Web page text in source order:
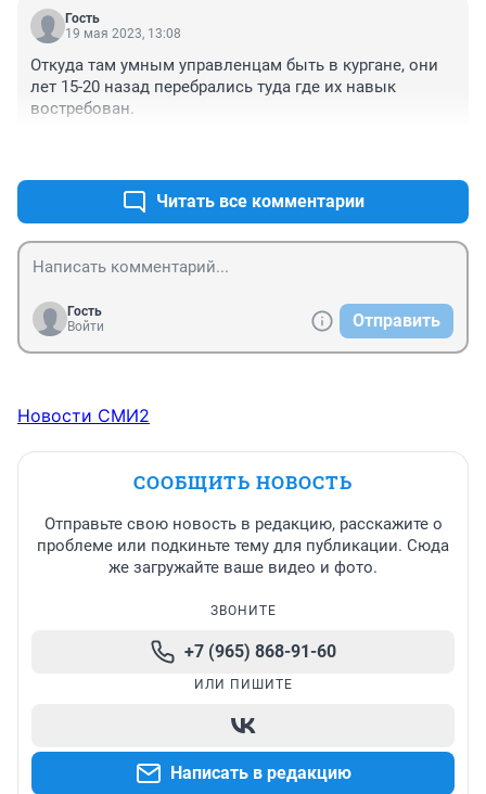
Гость
19 мая 2023, 13:08
Откуда там умным управленцам быть в кургане, они
лет 15-20 назад перебрались туда где их навык
востребован.
Читать все комментарии
Гость
Войти
Отправить
Новости СМИ2
СООБЩИТЬ НОВОСТЬ
Отправьте свою новость в редакцию, расскажите о
проблеме или подкиньте тему для публикации. Сюда
же загружайте ваше видео и фото.
ЗВОНИТЕ
+7 (965) 868-91-60
ИЛИ ПИШИТЕ
Написать в редакцию